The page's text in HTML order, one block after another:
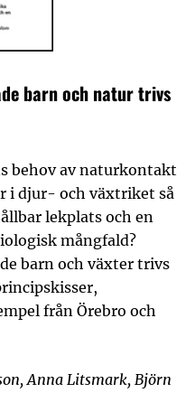
barn och natur trivs
behov av naturkontakt
i djur- och växtriket så
lekplats och en
mångfald?
barn och växter trivs
från Örebro och
Anna Litsmark, Björn